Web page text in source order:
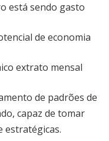
está sendo gasto
de economia
extrato mensal
de padrões de
capaz de tomar
estratégicas.